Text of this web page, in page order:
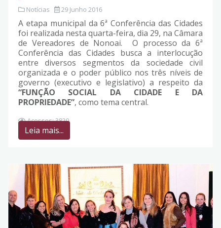
Notícias 29 Junho 2016
A etapa municipal da 6ª Conferência das Cidades
foi realizada nesta quarta-feira, dia 29, na Câmara
de Vereadores de Nonoai. O processo da 6ª
Conferência das Cidades busca a interlocução
entre diversos segmentos da sociedade civil
organizada e o poder público nos três níveis de
governo (executivo e legislativo) a respeito da
“FUNÇÃO SOCIAL DA CIDADE E DA
PROPRIEDADE”, como tema central.
Acessos: 3820
Leia mais...